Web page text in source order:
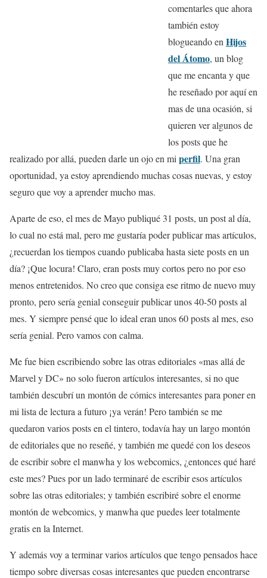
comentarles que ahora
también estoy
blogueando en Hijos
del Átomo, un blog
que me encanta y que
he reseñado por aquí en
mas de una ocasión, si
quieren ver algunos de
los posts que he
realizado por allá, pueden darle un ojo en mi perfil. Una gran
oportunidad, ya estoy aprendiendo muchas cosas nuevas, y estoy
seguro que voy a aprender mucho mas.
Aparte de eso, el mes de Mayo publiqué 31 posts, un post al día,
lo cual no está mal, pero me gustaría poder publicar mas artículos,
¿recuerdan los tiempos cuando publicaba hasta siete posts en un
día? ¡Que locura! Claro, eran posts muy cortos pero no por eso
menos entretenidos. No creo que consiga ese ritmo de nuevo muy
pronto, pero sería genial conseguir publicar unos 40-50 posts al
mes. Y siempre pensé que lo ideal eran unos 60 posts al mes, eso
sería genial. Pero vamos con calma.
Me fue bien escribiendo sobre las otras editoriales «mas allá de
Marvel y DC» no solo fueron artículos interesantes, si no que
también descubrí un montón de cómics interesantes para poner en
mi lista de lectura a futuro ¡ya verán! Pero también se me
quedaron varios posts en el tintero, todavía hay un largo montón
de editoriales que no reseñé, y también me quedé con los deseos
de escribir sobre el manwha y los webcomics, ¿entonces qué haré
este mes? Pues por un lado terminaré de escribir esos artículos
sobre las otras editoriales; y también escribiré sobre el enorme
montón de webcomics, y manwha que puedes leer totalmente
gratis en la Internet.
Y además voy a terminar varios artículos que tengo pensados hace
tiempo sobre diversas cosas interesantes que pueden encontrarse